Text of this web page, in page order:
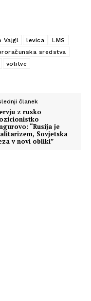
Vajgl levica
LMS
sredstva
volitve
članek
z rusko
“Rusija je
Sovjetska
v novi obliki”